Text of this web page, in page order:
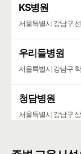
KS병원
서울특별시 강남구
우리들병원
서울특별시 강남구
청담병원
서울특별시 강남구